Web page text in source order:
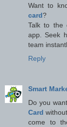
Want to
card?
Talk to the
app. Seek
team
Reply
Smart
Do you
Card
come to